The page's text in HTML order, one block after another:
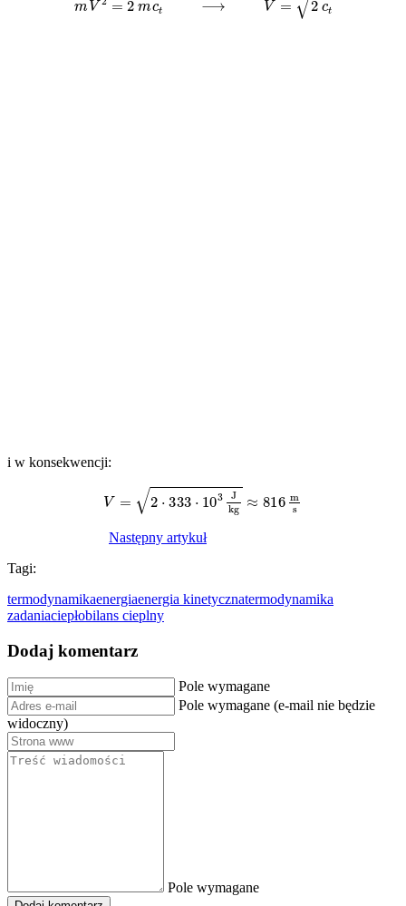
i w konsekwencji:
⋅333⋅103(Jkg≈
Następny artykuł
Tagi:
termodynamikaenergiaenergia kinetycznatermodynamika
zadaniaciepłobilans cieplny
Dodaj komentarz
Pole wymagane
Pole wymagane (e-mail nie będzie
widoczny)
Pole wymagane